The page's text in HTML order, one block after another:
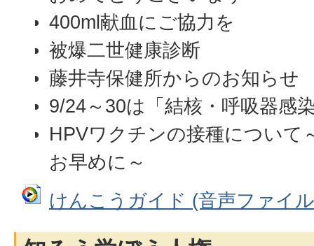
400ml献血にご協力を
被爆二世健康診断
藤井寺保健所からのお知らせ
9/24～30は「結核・呼吸器感
HPVワクチンの接種について
お早めに～
けんこうガイド (音声ファイ